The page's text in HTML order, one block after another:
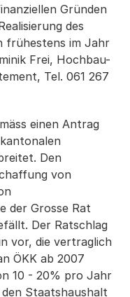
Gründen
des
frühestens im Jahr
Frei, Hochbau-
Tel. 061 267
einen Antrag
Den
von
der Grosse Rat
Der Ratschlag
vor, die vertraglich
ÖKK ab 2007
10 - 20% pro Jahr
Staatshaushalt